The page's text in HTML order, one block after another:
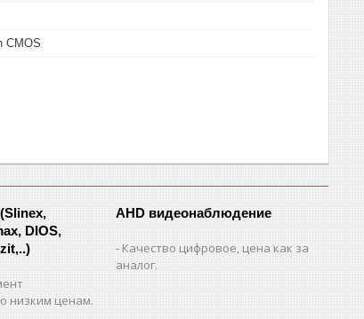
CMOS
DIOS,
низким ценам.
AHD видеонаблюдение
Качество цифровое, цена как за
аналог.